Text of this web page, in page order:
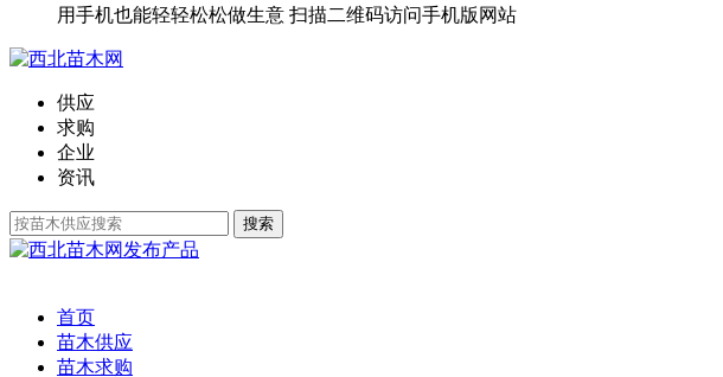
用手机也能轻轻松松做生意 扫描二维码访问手机版网站
供应
求购
企业
资讯
发布产品
首页
苗木供应
苗木求购